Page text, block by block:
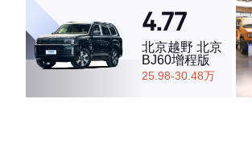
4.77
北京越野 北京
BJ60增程版
25.98-30.48万